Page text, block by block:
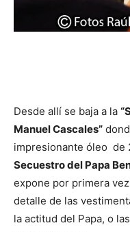
Desde allí se baja a la
Manuel Cascales”
impresionante óleo de
Secuestro del Papa
expone por primera
detalle de las
la actitud del Papa, o